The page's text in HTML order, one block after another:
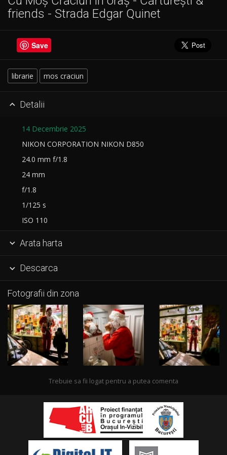
friends - Strada Edgar Quinet
Save
librarie mos craciun
 Detalii
14 Decembrie 2025
NIKON CORPORATION NIKON D850
24.0 mm f/1.8
24 mm
f/1.8
1/125 s
ISO 110
 Arata harta
 Descarca
Fotografii din zona
Trebuie sa fii logat pentru a putea comenta